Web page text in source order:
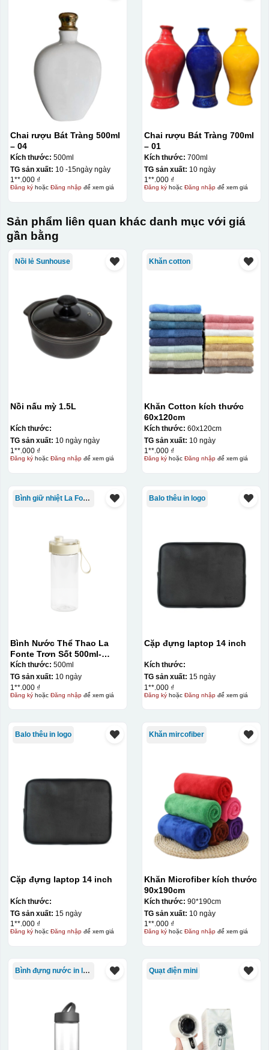
Hộp xi ly sứ
Chai rượu Bát Tràng 500ml
– 04
Kích thước: 500ml
TG sản xuất: 10 -15ngày ngày
1**.000 ₫
Đăng kýhoặc Đăng nhậpđể xem giá
Chai rượu Bát Tràng 700ml
– 01
Kích thước: 700ml
TG sản xuất: 10 ngày
1**.000 ₫
Đăng kýhoặc Đăng nhậpđể xem giá
Sản phẩm liên quan khác danh mục với giá
gần bằng
Nồi lẻ Sunhouse
Nồi nấu mỳ 1.5L
Kích thước:
TG sản xuất: 10 ngày ngày
1**.000 ₫
Đăng kýhoặc Đăng nhậpđể xem giá
Khăn cotton
Khăn Cotton kích thước
60x120cm
Kích thước: 60x120cm
TG sản xuất: 10 ngày
1**.000 ₫
Đăng kýhoặc Đăng nhậpđể xem giá
Bình giữ nhiệt La Fonte
Bình Nước Thể Thao La
Fonte Trơn Sốt 500ml-
010009
Kích thước: 500ml
TG sản xuất: 10 ngày
1**.000 ₫
Đăng kýhoặc Đăng nhậpđể xem giá
Balo thêu in logo
Cặp đựng laptop 14 inch
Kích thước:
TG sản xuất: 15 ngày
1**.000 ₫
Đăng kýhoặc Đăng nhậpđể xem giá
Balo thêu in logo
Cặp đựng laptop 14 inch
Kích thước:
TG sản xuất: 15 ngày
1**.000 ₫
Đăng kýhoặc Đăng nhậpđể xem giá
Khăn mircofiber
Khăn Microfiber kích thước
90x190cm
Kích thước: 90*190cm
TG sản xuất: 10 ngày
1**.000 ₫
Đăng kýhoặc Đăng nhậpđể xem giá
Bình đựng nước in logo Quạt điện mini